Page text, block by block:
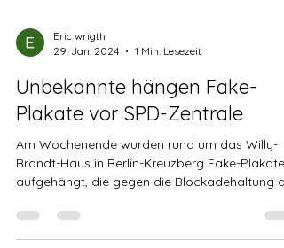
Eric wrigth
29. Jan. 2024
1 Min. Lesezeit
Plakate vor SPD-Zentrale
Am Wochenende wurden rund um das Willy-
aufgehängt, die gegen die Blockadehaltung
SPD bei...